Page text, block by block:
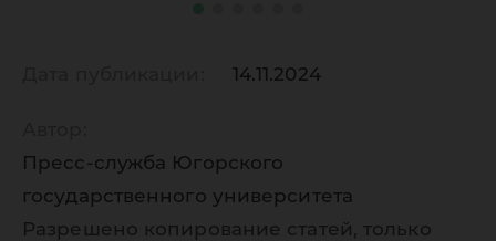
14.11.2024
Пресс-служба Югорского
государственного университета
Разрешено копирование статей, только